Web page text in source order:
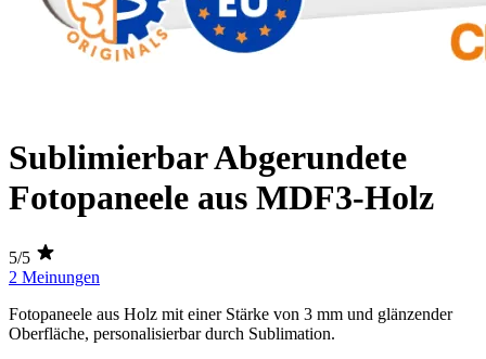
Sublimierbar Abgerundete
Fotopaneele aus MDF3-Holz
5/5
2 Meinungen
Fotopaneele aus Holz mit einer Stärke von 3 mm und glänzender
Oberfläche, personalisierbar durch Sublimation.